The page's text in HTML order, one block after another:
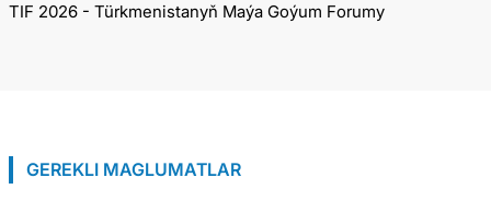
TIF 2026 - Türkmenistanyň Maýa Goýum Forumy
GEREKLI MAGLUMATLAR